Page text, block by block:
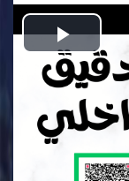
Play
Video